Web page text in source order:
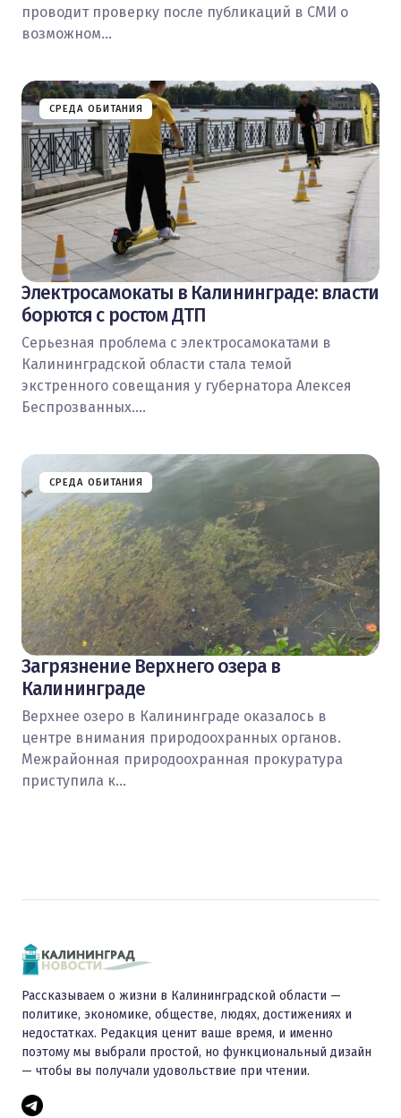
проводит проверку после публикаций в СМИ о
возможном…
СРЕДА ОБИТАНИЯ
Электросамокаты в Калининграде: власти
борются с ростом ДТП
Серьезная проблема с электросамокатами в
Калининградской области стала темой
экстренного совещания у губернатора Алексея
Беспрозванных.…
СРЕДА ОБИТАНИЯ
Загрязнение Верхнего озера в
Калининграде
Верхнее озеро в Калининграде оказалось в
центре внимания природоохранных органов.
Межрайонная природоохранная прокуратура
приступила к…
Рассказываем о жизни в Калининградской области —
политике, экономике, обществе, людях, достижениях и
недостатках. Редакция ценит ваше время, и именно
поэтому мы выбрали простой, но функциональный дизайн
— чтобы вы получали удовольствие при чтении.